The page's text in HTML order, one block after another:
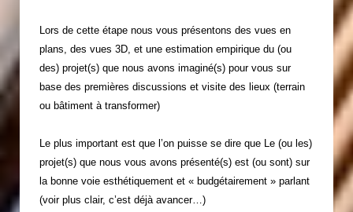
Lors de cette étape nous vous présentons des vues en
plans, des vues 3D, et une estimation empirique du (ou
des) projet(s) que nous avons imaginé(s) pour vous sur
base des premières discussions et visite des lieux (terrain
ou bâtiment à transformer)
Le plus important est que l’on puisse se dire que Le (ou les)
projet(s) que nous vous avons présenté(s) est (ou sont) sur
la bonne voie esthétiquement et « budgétairement » parlant
(voir plus clair, c’est déjà avancer…)